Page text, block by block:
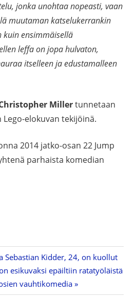
jonka unohtaa nopeasti, vaan
muutaman katselukerrankin
kuin ensimmäisellä
leffa on jopa hulvaton,
itselleen ja edustamalleen
Millertunnetaan
elokuvan tekijöinä.
2014 jatko-osan 22 Jump
parhaista komedian
Sebastian Kidder, 24, on kuollut
esikuvaksi epäiltiin ratatyöläistä
vauhtikomedia